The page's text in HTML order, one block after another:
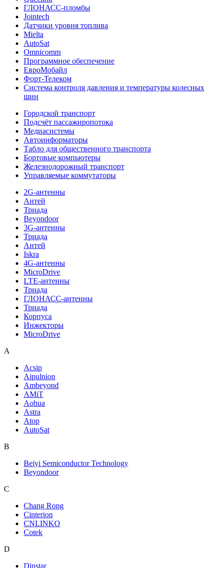
ГЛОНАСС-пломбы
Jointech
Датчики уровня топлива
Mielta
AutoSat
Omnicomm
Программное обеспечение
ЕвроМобайл
Форт-Телеком
Система контроля давления и температуры колесных
шин
Городской транспорт
Подсчёт пассажиропотока
Медиасистемы
Автоинформаторы
Табло для общественного транспорта
Бортовые компьютеры
Железнодорожный транспорт
Управляемые коммутаторы
2G-антенны
Антей
Триада
Beyondoor
3G-антенны
Триада
Антей
Iskra
4G-антенны
MicroDrive
LTE-антенны
Триада
ГЛОНАСС-антенны
Триада
Корпуса
Инжекторы
MicroDrive
A
Acsip
Aipulnion
Ambeyond
AMiT
Aohua
Astra
Atop
AutoSat
B
Beiyi Semiconductor Technology
Beyondoor
C
Chang Rong
Cinterion
CNLINKO
Cotek
D
Dinstar